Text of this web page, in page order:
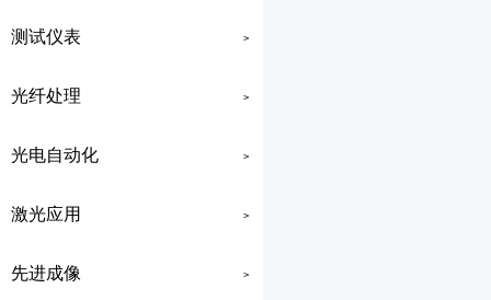
测试仪表 >
光纤处理 >
光电自动化 >
激光应用 >
先进成像 >